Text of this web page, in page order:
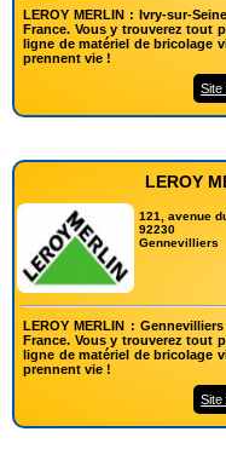
LEROY MERLIN : Ivry-sur-
France. Vous y trouverez tout
ligne de matériel de bricolage
prennent vie !
Site
LEROY
121, avenue
92230
Gennevilliers
LEROY MERLIN :
France. Vous y trouverez tout
ligne de matériel de bricolage
prennent vie !
Site